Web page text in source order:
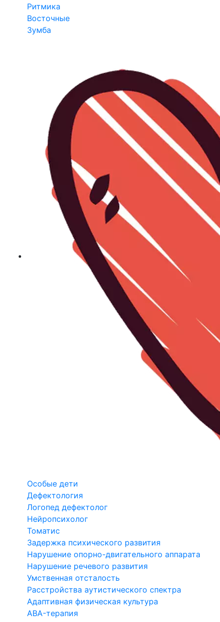
Ритмика
Восточные
Зумба
Особые дети
Дефектология
Логопед дефектолог
Нейропсихолог
Томатис
Задержка психического развития
Нарушение опорно-двигательного аппарата
Нарушение речевого развития
Умственная отсталость
Расстройства аутистического спектра
Адаптивная физическая культура
ABA-терапия